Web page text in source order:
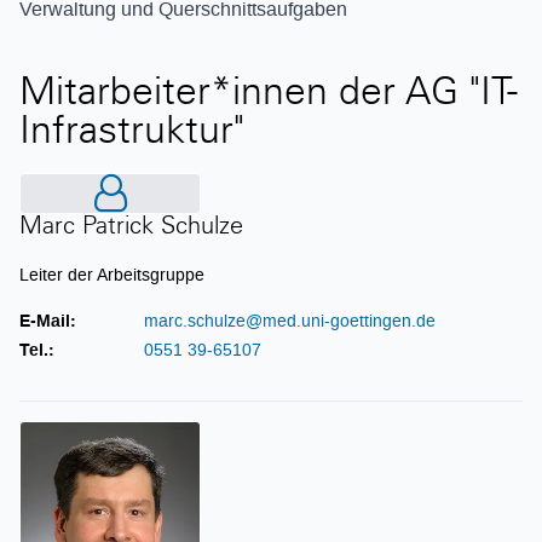
Verwaltung und Querschnittsaufgaben
Mitarbeiter*innen der AG "IT-
Infrastruktur"
Marc Patrick Schulze
Marc Patrick Schulze
Leiter der Arbeitsgruppe
E-Mail:
marc.schulze@med.uni-goettingen.de
Tel.:
0551 39-65107